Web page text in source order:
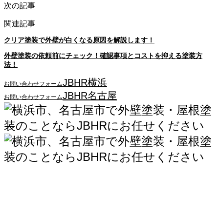
次の記事
関連記事
クリア塗装で外壁が白くなる原因を解説します！
外壁塗装の依頼前にチェック！確認事項とコストを抑える塗装方
法！
お問い合わせフォームJBHR横浜
お問い合わせフォームJBHR名古屋